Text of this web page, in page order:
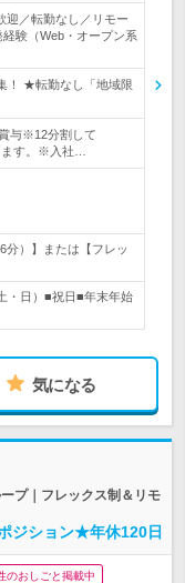
迎／転勤なし／リモー
験（Web・オープン系
！ ★転勤なし「地域限
与※12分割して
ます。※入社…
分）】または【フレッ
・日）■祝日■年末年始
気になる
プ｜フレックス制＆リモ
ジション★年休120日
のおしごと掲載中